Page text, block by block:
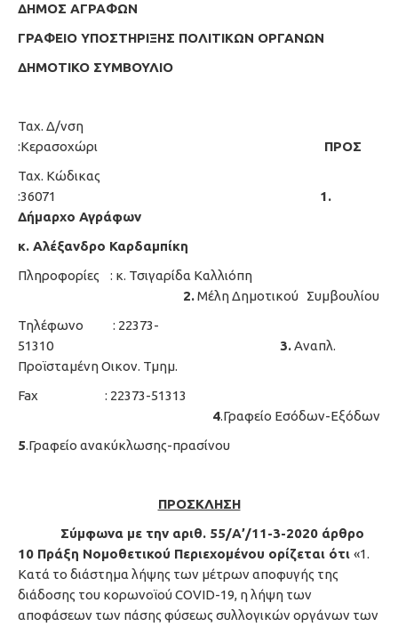
ΔΗΜΟΣ ΑΓΡΑΦΩΝ
ΓΡΑΦΕΙΟ ΥΠΟΣΤΗΡΙΞΗΣ ΠΟΛΙΤΙΚΩΝ ΟΡΓΑΝΩΝ
ΔΗΜΟΤΙΚΟ ΣΥΜΒΟΥΛΙΟ
Ταχ. Δ/νση
:Κερασοχώρι ΠΡΟΣ
Ταχ. Κώδικας
:36071 1.
Δήμαρχο Αγράφων
κ. Αλέξανδρο Καρδαμπίκη
Πληροφορίες : κ. Τσιγαρίδα Καλλιόπη
2.Μέλη Δημοτικού Συμβουλίου
Τηλέφωνο : 22373-
51310 3.Αναπλ.
Προϊσταμένη Οικον. Τμημ.
Fax : 22373-51313
4.Γραφείο Εσόδων-Εξόδων
5.Γραφείο ανακύκλωσης-πρασίνου
ΠΡΟΣΚΛΗΣΗ
Σύμφωνα με την αριθ. 55/Α’/11-3-2020 άρθρο
10 Πράξη Νομοθετικού Περιεχομένου ορίζεται ότι «1.
Κατά το διάστημα λήψης των μέτρων αποφυγής της
διάδοσης του κορωνοϊού COVID-19, η λήψη των
αποφάσεων των πάσης φύσεως συλλογικών οργάνων των